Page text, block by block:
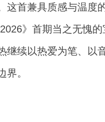
这首兼具质感与温度
》首期当之无愧
继续以热爱为笔、以
界。